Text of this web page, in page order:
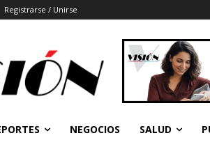
Registrarse / Unirse
NEGOCIOS SALUD